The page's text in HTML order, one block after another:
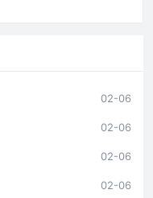
02-06
02-06
02-06
02-06